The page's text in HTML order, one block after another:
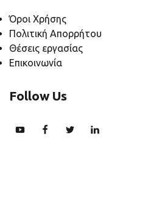
Όροι Χρήσης
Πολιτική Απορρήτου
Θέσεις εργασίας
Επικοινωνία
Follow Us